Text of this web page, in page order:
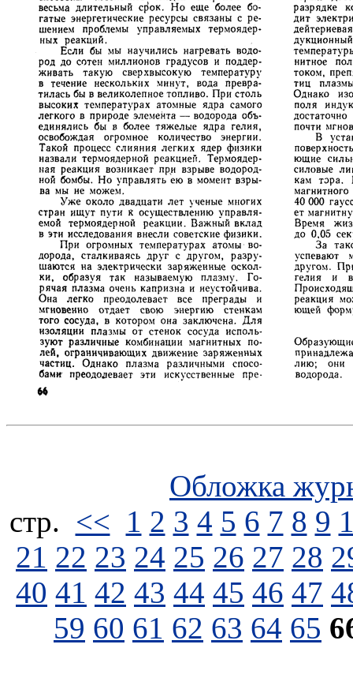
Обложка
стp. << 1 2 3 4 5 6 7 8 9
21 22 23 24 25 26 27 28
40 41 42 43 44 45 46 47
59 60 61 62 63 64 65